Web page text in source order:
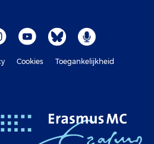
Cookies
Toegankelijkheid